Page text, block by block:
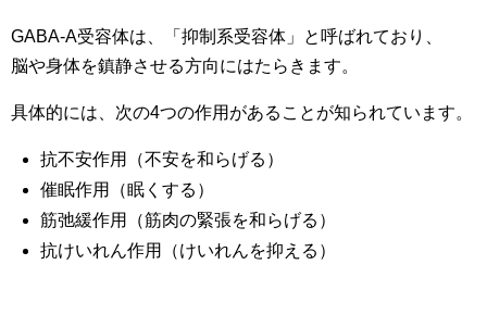
GABA-A受容体は、「抑制系受容体」と呼ばれており、
脳や身体を鎮静させる方向にはたらきます。
具体的には、次の4つの作用があることが知られています。
抗不安作用（不安を和らげる）
催眠作用（眠くする）
筋弛緩作用（筋肉の緊張を和らげる）
抗けいれん作用（けいれんを抑える）